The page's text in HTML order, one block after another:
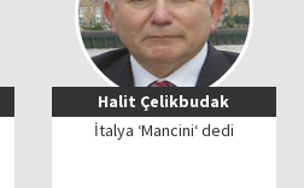
Halit Çelikbudak
İtalya ‘Mancini‘ dedi